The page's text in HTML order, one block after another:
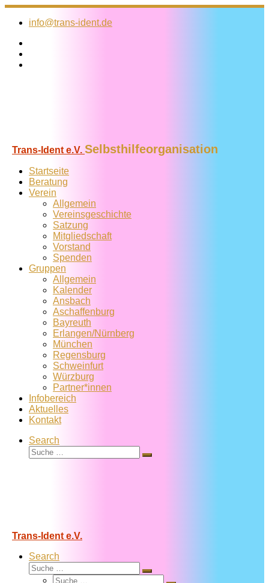
Zum
Inhalt
info@trans-ident.de
Trans-Ident e.V. Selbsthilfeorganisation
Startseite
Beratung
Verein
Allgemein
Vereins­geschichte
Satzung
Mitglied­schaft
Vorstand
Spenden
Gruppen
Allgemein
Kalender
Ansbach
Aschaffenburg
Bayreuth
Erlangen/Nürnberg
München
Regensburg
Schweinfurt
Würzburg
Partner*innen
Infobereich
Aktuelles
Kontakt
Search
Suche
Suche
Trans-Ident e.V.
Search
Suche
Suche
Suche